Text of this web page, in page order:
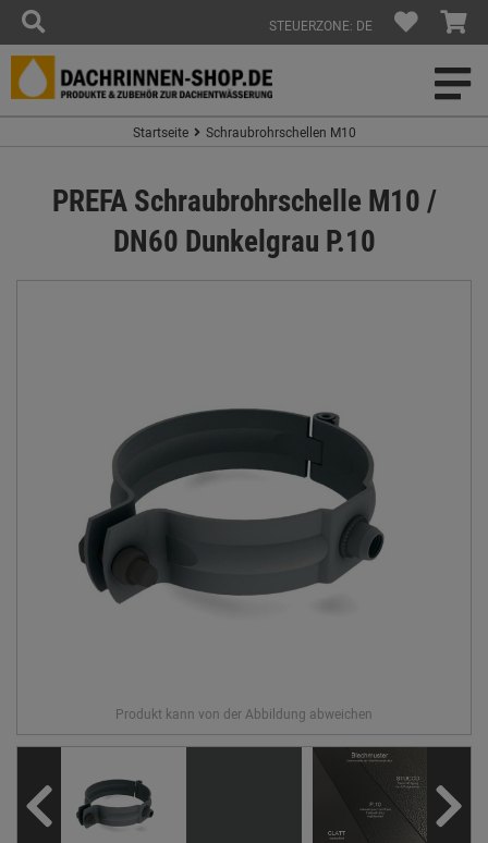
STEUERZONE: DE
Startseite Schraubrohrschellen M10
PREFA Schraubrohrschelle M10 /
DN60 Dunkelgrau P.10